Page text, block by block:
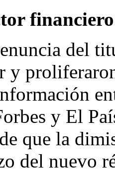
del
y
y El
que la
del nuevo